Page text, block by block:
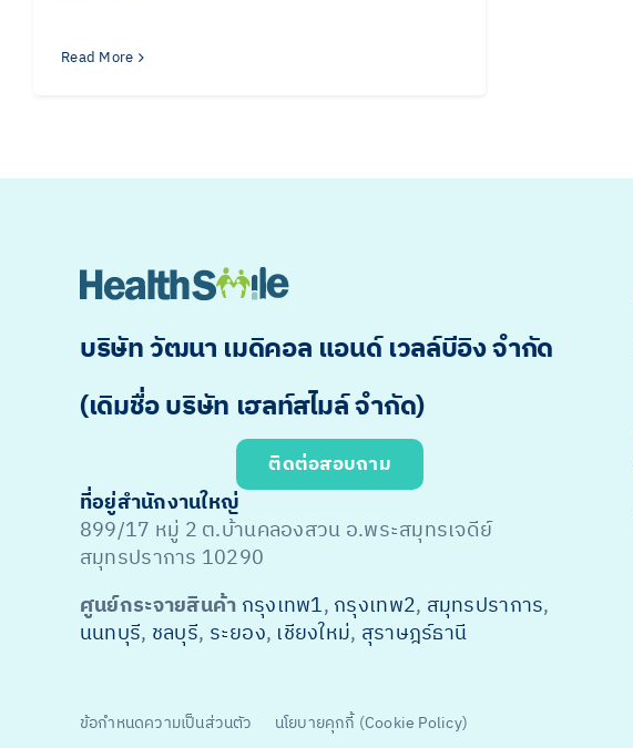
Read More
บริษัท วัฒนา เมดิคอล แอนด์ เวลล์บีอิง จำกัด
(เดิมชื่อ บริษัท เฮลท์สไมล์ จำกัด)
ติดต่อสอบถาม
ที่อยู่สำนักงานใหญ่
899/17 หมู่ 2 ต.บ้านคลองสวน อ.พระสมุทรเจดีย์
สมุทรปราการ 10290
ศูนย์กระจายสินค้า กรุงเทพ1, กรุงเทพ2, สมุทรปราการ,
นนทบุรี, ชลบุรี, ระยอง, เชียงใหม่, สุราษฎร์ธานี
ข้อกำหนดความเป็นส่วนตัว นโยบายคุกกี้ (Cookie Policy)